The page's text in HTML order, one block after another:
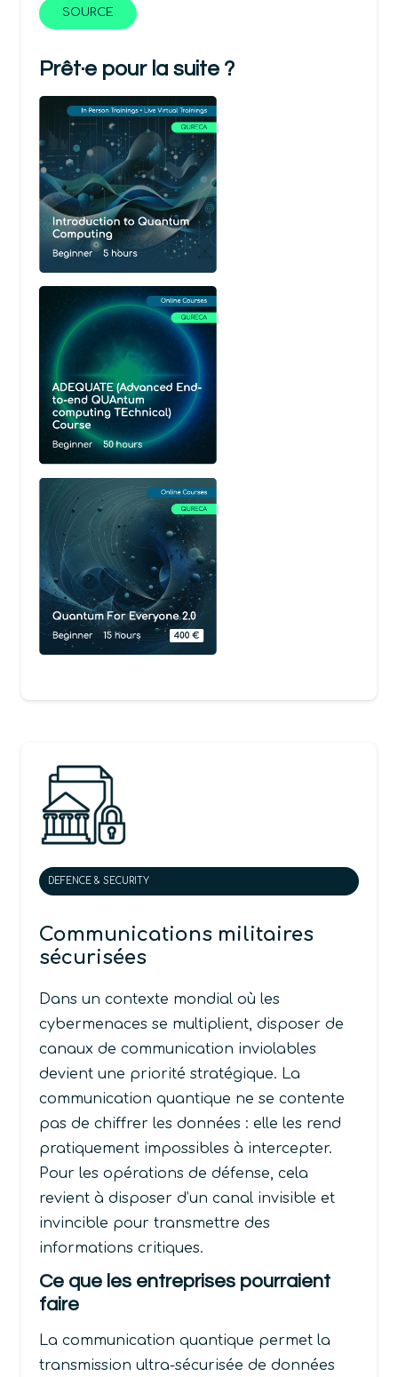
SOURCE
Prêt·e pour la suite ?
DEFENCE & SECURITY
Communications militaires
sécurisées
Dans un contexte mondial où les
cybermenaces se multiplient, disposer de
canaux de communication inviolables
devient une priorité stratégique. La
communication quantique ne se contente
pas de chiffrer les données : elle les rend
pratiquement impossibles à intercepter.
Pour les opérations de défense, cela
revient à disposer d’un canal invisible et
invincible pour transmettre des
informations critiques.
Ce que les entreprises pourraient
faire
La communication quantique permet la
transmission ultra-sécurisée de données